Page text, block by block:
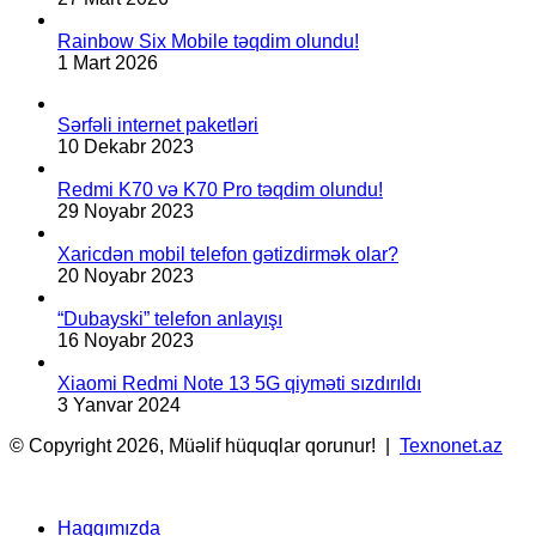
Rainbow Six Mobile təqdim olundu!
1 Mart 2026
Sərfəli internet paketləri
10 Dekabr 2023
Redmi K70 və K70 Pro təqdim olundu!
29 Noyabr 2023
Xaricdən mobil telefon gətizdirmək olar?
20 Noyabr 2023
“Dubayski” telefon anlayışı
16 Noyabr 2023
Xiaomi Redmi Note 13 5G qiyməti sızdırıldı
3 Yanvar 2024
© Copyright 2026, Müəlif hüquqlar qorunur! | Texnonet.az
Haqqımızda